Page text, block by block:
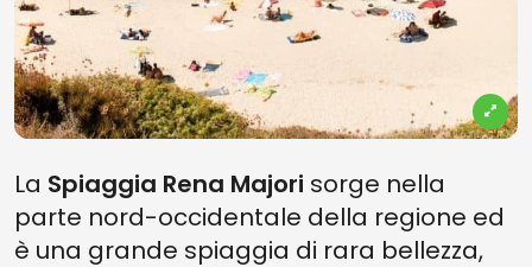
La Spiaggia Rena Majori sorge nella
parte nord-occidentale della regione ed
è una grande spiaggia di rara bellezza,